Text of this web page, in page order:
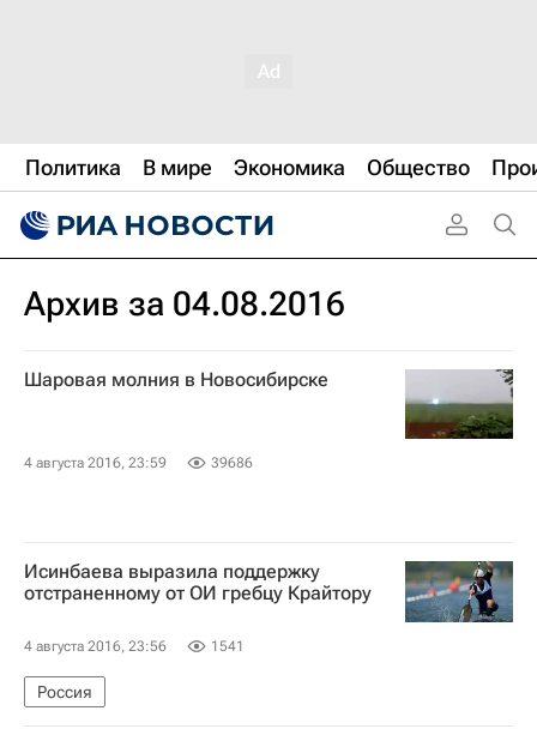
Политика В мире Экономика Общество
Архив за 04.08.2016
Шаровая молния в Новосибирске
4 августа 2016, 23:59 39686
Исинбаева выразила поддержку
отстраненному от ОИ гребцу Крайтору
4 августа 2016, 23:56 1541
Россия